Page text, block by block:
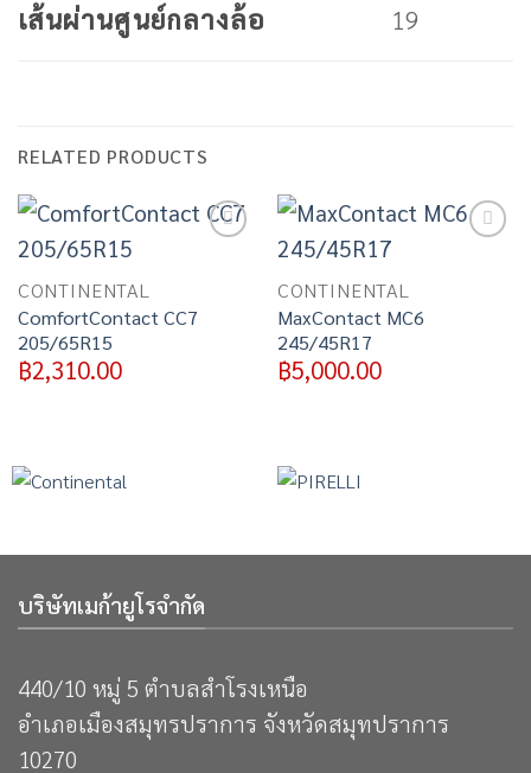
เส้นผ่านศูนย์กลางล้อ 19
RELATED PRODUCTS
CONTINENTAL
ComfortContact CC7
205/65R15
฿2,310.00
CONTINENTAL
MaxContact MC6
245/45R17
฿5,000.00
บริษัทเมก้ายูโรจำกัด
440/10 หมู่ 5 ตำบลสำโรงเหนือ
อำเภอเมืองสมุทรปราการ จังหวัดสมุทปราการ
10270